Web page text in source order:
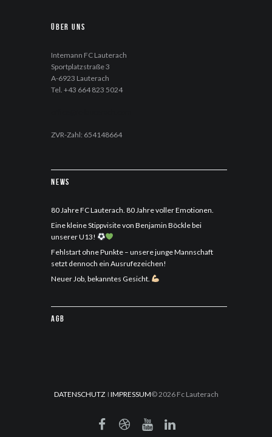
Über uns
Intemann FC Lauterach
Sportplatzstraße 3
A-6923 Lauterach
Tel. +43 664 823 5024
ZVR-Zahl: 654148664
News
80 Jahre FC Lauterach. 80 Jahre voller Emotionen.
Eine kleine Stippvisite von Benjamin Böckle bei
unserer U13!
Fehlstart ohne Punkte – unsere junge Mannschaft
setzt dennoch ein Ausrufezeichen!
Neuer Job, bekanntes Gesicht.
AGB
DATENSCHUTZI IMPRESSUM© 2026 Fc Lauterach